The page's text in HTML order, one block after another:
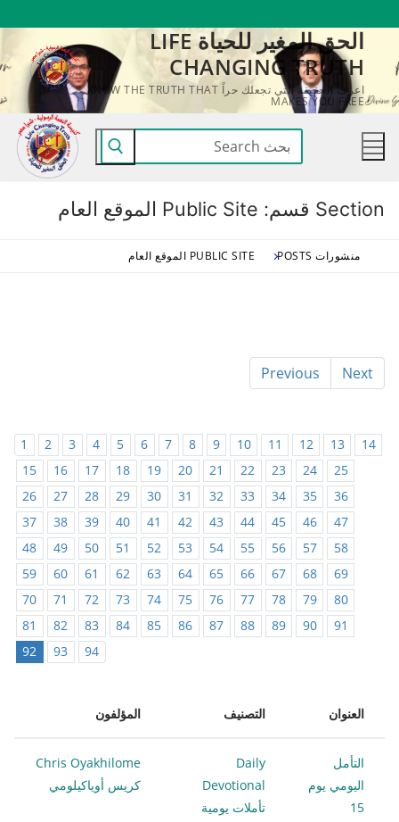
المحتوى
الحق المغير للحياة LIFE
CHANGING TRUTH
اعرف الحقيقة التي تجعلك حراً KNOW THE TRUTH THAT
MAKES YOU FREE
البحث
عن:
Section قسم: Public Site الموقع العام
منشورات POSTS PUBLIC SITE الموقع العام
Previous Next
1 2 3 4 5 6 7 8 9 10 11 12 13
14
15
16 17 18 19 20 21 22 23 24
25
26
27 28 29 30 31 32 33 34 35
36
37
38 39 40 41 42 43 44 45 46
47
48
49 50 51 52 53 54 55 56 57
58
59
60 61 62 63 64 65 66 67 68
69
70
71 72 73 74 75 76 77 78 79
80
81
82 83 84 85 86 87 88 89 90
91
92
93 94
العنوان التصنيف المؤلفون
التأمل
اليومي يوم
15
Daily
Devotional
تأملات يومية
Chris Oyakhilome
كريس أوياكيلومي